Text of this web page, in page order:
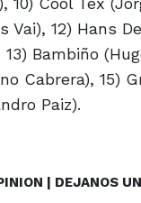
Vai), 12) Hans
Bambiño
Cabrera), 15)
Paiz).
| DEJANOS